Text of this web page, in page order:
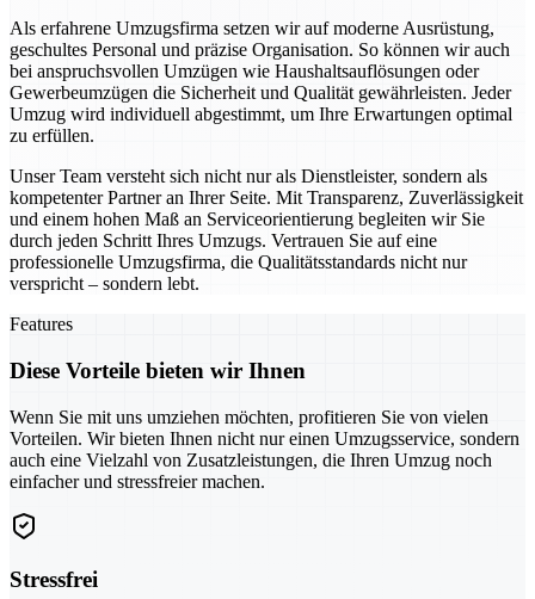
Als erfahrene Umzugsfirma setzen wir auf moderne Ausrüstung,
geschultes Personal und präzise Organisation. So können wir auch
bei anspruchsvollen Umzügen wie Haushaltsauflösungen oder
Gewerbeumzügen die Sicherheit und Qualität gewährleisten. Jeder
Umzug wird individuell abgestimmt, um Ihre Erwartungen optimal
zu erfüllen.
Unser Team versteht sich nicht nur als Dienstleister, sondern als
kompetenter Partner an Ihrer Seite. Mit Transparenz, Zuverlässigkeit
und einem hohen Maß an Serviceorientierung begleiten wir Sie
durch jeden Schritt Ihres Umzugs. Vertrauen Sie auf eine
professionelle Umzugsfirma, die Qualitätsstandards nicht nur
verspricht – sondern lebt.
Features
Diese Vorteile bieten wir Ihnen
Wenn Sie mit uns umziehen möchten, profitieren Sie von vielen
Vorteilen. Wir bieten Ihnen nicht nur einen Umzugsservice, sondern
auch eine Vielzahl von Zusatzleistungen, die Ihren Umzug noch
einfacher und stressfreier machen.
Stressfrei